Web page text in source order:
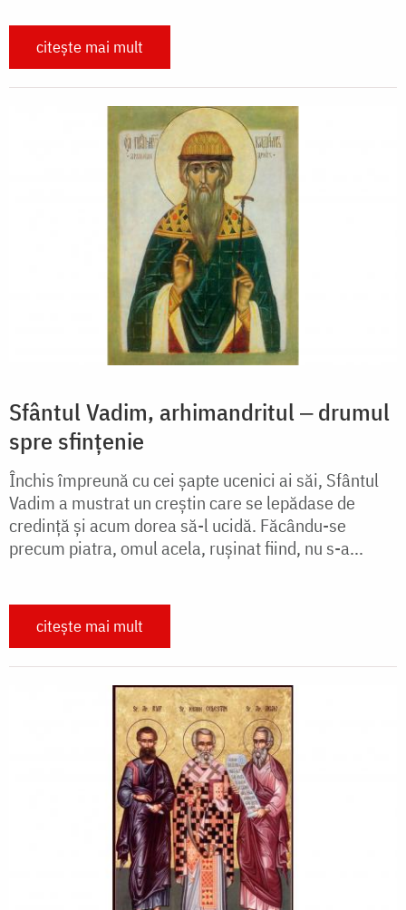
citește mai mult
Sfântul Vadim, arhimandritul ‒ drumul
spre sfințenie
Închis împreună cu cei șapte ucenici ai săi, Sfântul
Vadim a mustrat un creștin care se lepădase de
credință și acum dorea să-l ucidă. Făcându-se
precum piatra, omul acela, rușinat fiind, nu s-a...
citește mai mult